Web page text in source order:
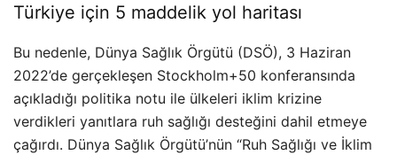
Türkiye için 5 maddelik yol haritası
Bu nedenle, Dünya Sağlık Örgütü (DSÖ), 3 Haziran
2022’de gerçekleşen Stockholm+50 konferansında
açıkladığı politika notu ile ülkeleri iklim krizine
verdikleri yanıtlara ruh sağlığı desteğini dahil etmeye
çağırdı. Dünya Sağlık Örgütü’nün “Ruh Sağlığı ve İklim